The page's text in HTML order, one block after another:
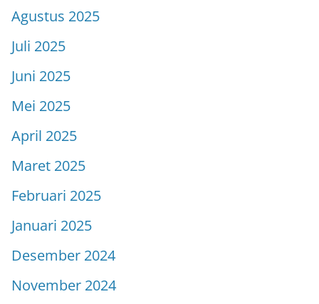
Agustus 2025
Juli 2025
Juni 2025
Mei 2025
April 2025
Maret 2025
Februari 2025
Januari 2025
Desember 2024
November 2024